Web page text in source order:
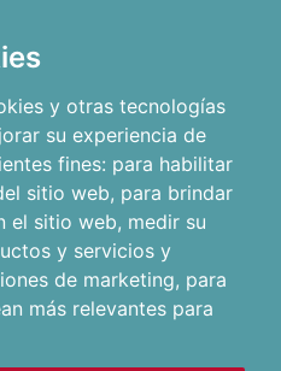
y otras tecnologías
su experiencia de
fines: para habilitar
sitio web, para brindar
el sitio web, medir su
y servicios y
de marketing, para
más relevantes para